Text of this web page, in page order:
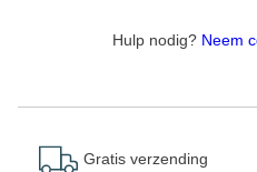
Hulp nodig? Neem
Gratis verzending